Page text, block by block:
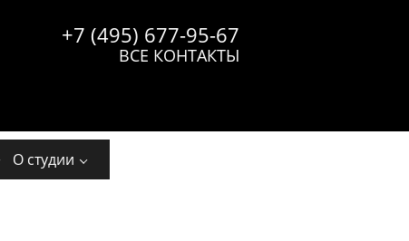
+7 (495) 677-95-67
ВСЕ КОНТАКТЫ
О студии